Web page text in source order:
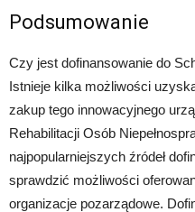
Podsumowanie
Czy jest dofinansowanie do
Istnieje kilka możliwości
zakup tego innowacyjnego
Rehabilitacji Osób
najpopularniejszych źródeł
sprawdzić możliwości
organizacje pozarządowe.